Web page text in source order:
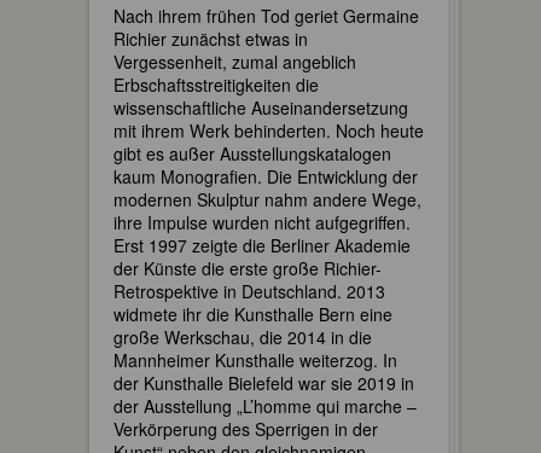
Nach ihrem frühen Tod geriet Germaine
Richier zunächst etwas in
Vergessenheit, zumal angeblich
Erbschaftsstreitigkeiten die
wissenschaftliche Auseinandersetzung
mit ihrem Werk behinderten. Noch heute
gibt es außer Ausstellungskatalogen
kaum Monografien. Die Entwicklung der
modernen Skulptur nahm andere Wege,
ihre Impulse wurden nicht aufgegriffen.
Erst 1997 zeigte die Berliner Akademie
der Künste die erste große Richier-
Retrospektive in Deutschland. 2013
widmete ihr die Kunsthalle Bern eine
große Werkschau, die 2014 in die
Mannheimer Kunsthalle weiterzog. In
der Kunsthalle Bielefeld war sie 2019 in
der Ausstellung „L’homme qui marche –
Verkörperung des Sperrigen in der